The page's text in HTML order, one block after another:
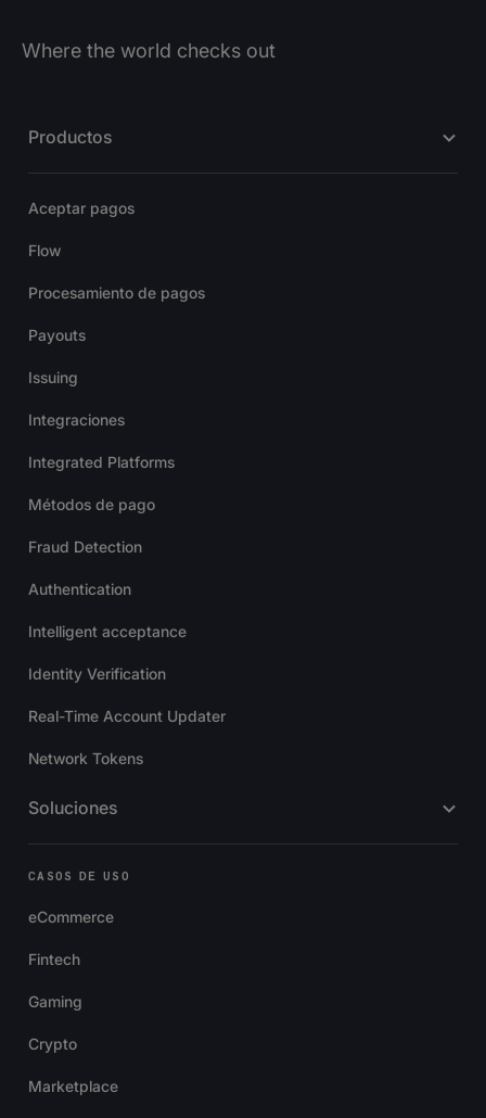
Where the world checks out
Productos
Aceptar pagos
Flow
Procesamiento de pagos
Payouts
Issuing
Integraciones
Integrated Platforms
Métodos de pago
Fraud Detection
Authentication
Intelligent acceptance
Identity Verification
Real-Time Account Updater
Network Tokens
Soluciones
CASOS DE USO
eCommerce
Fintech
Gaming
Crypto
Marketplace